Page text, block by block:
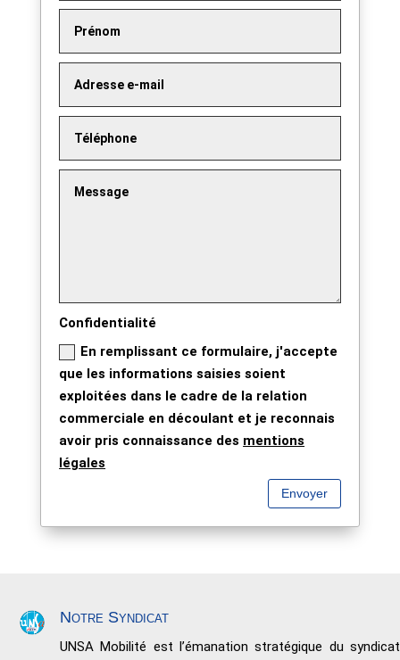
Confidentialité
En remplissant ce formulaire, j'accepte
que les informations saisies soient
exploitées dans le cadre de la relation
commerciale en découlant et je reconnais
avoir pris connaissance des mentions
légales
Envoyer
Notre Syndicat
UNSA Mobilité est l’émanation stratégique du syndicat